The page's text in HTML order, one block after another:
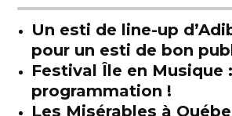
Un esti de line-up
pour un esti de bon
Festival Île en Musique
programmation !
Les Misérables à